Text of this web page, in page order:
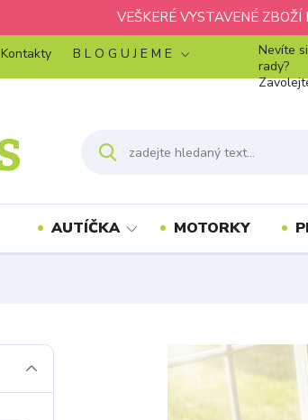
VEŠKERÉ VYSTAVENÉ
Kontakty
B L O G U J E M E
Nevíte si
rady?
AUTÍČKA MOTORKY